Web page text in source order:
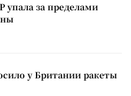
упала за пределами
у Британии ракеты